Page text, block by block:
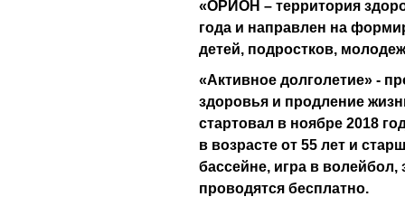
«ОРИОН – территория
года и направлен на
детей, подростков,
«Активное долголетие» -
здоровья и продление
стартовал в ноябре 2018
в возрасте от 55 лет и
бассейне, игра в волейбол,
проводятся бесплатно.